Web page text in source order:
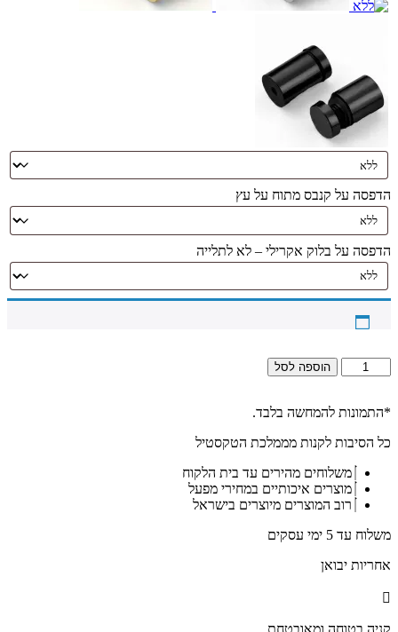
הדפסה על קנבס מתוח על עץ
הדפסה על בלוק אקרילי – לא לתלייה
כמות
של
-
מעוצבת
הכותל
המערבי
באור
על
או
הוספה לסל
*התמונות להמחשה בלבד.
כל הסיבות לקנות מממלכת הטקסטיל
משלוחים מהירים עד בית הלקוח
מוצרים איכותיים במחירי מפעל
רוב המוצרים מיוצרים בישראל
משלוח עד 5 ימי עסקים
אחריות יבואן
קניה בטוחה ומאובטחת